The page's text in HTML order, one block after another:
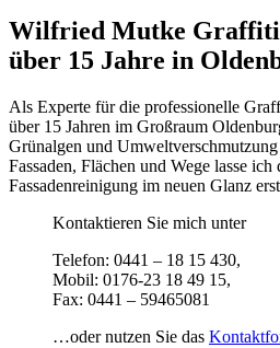
Wilfried Mutke
über 15 Jahre in
Als Experte für die professionelle
über 15 Jahren im Großraum
Grünalgen und
Fassaden, Flächen und Wege lasse ich
Fassadenreinigung im neuen Glanz
Kontaktieren Sie mich unter
Telefon: 0441 – 18 15 430,
Mobil: 0176-23 18 49 15,
Fax: 0441 – 59465081
…oder nutzen Sie das